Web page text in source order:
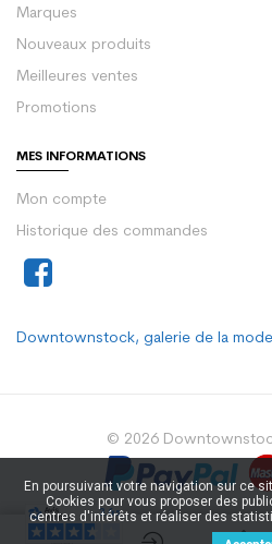
Marques
Nouveaux produits
Meilleures ventes
Promotions
MES INFORMATIONS
Mon compte
Historique des commandes
Downtownstock, galerie de la
© 2026
En poursuivant votre navigation sur ce
Cookies pour vous proposer des
centres d'intérêts et réaliser des